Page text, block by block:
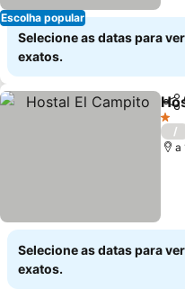
Escolha popular
Selecione as datas para
exatos.
1
/
a
Selecione as datas para
exatos.